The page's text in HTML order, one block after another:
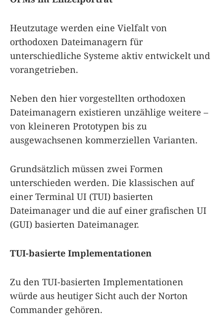
Heutzutage werden eine Vielfalt von
orthodoxen Dateimanagern für
unterschiedliche Systeme aktiv entwickelt und
vorangetrieben.
Neben den hier vorgestellten orthodoxen
Dateimanagern existieren unzählige weitere –
von kleineren Prototypen bis zu
ausgewachsenen kommerziellen Varianten.
Grundsätzlich müssen zwei Formen
unterschieden werden. Die klassischen auf
einer Terminal UI (TUI) basierten
Dateimanager und die auf einer grafischen UI
(GUI) basierten Dateimanager.
TUI-basierte Implementationen
Zu den TUI-basierten Implementationen
würde aus heutiger Sicht auch der Norton
Commander gehören.